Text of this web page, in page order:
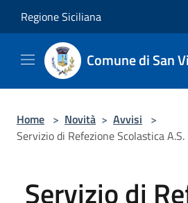
Regione Siciliana
Comune di San
Home > Novità > Avvisi >
Servizio di Refezione Scolastica
Servizio di